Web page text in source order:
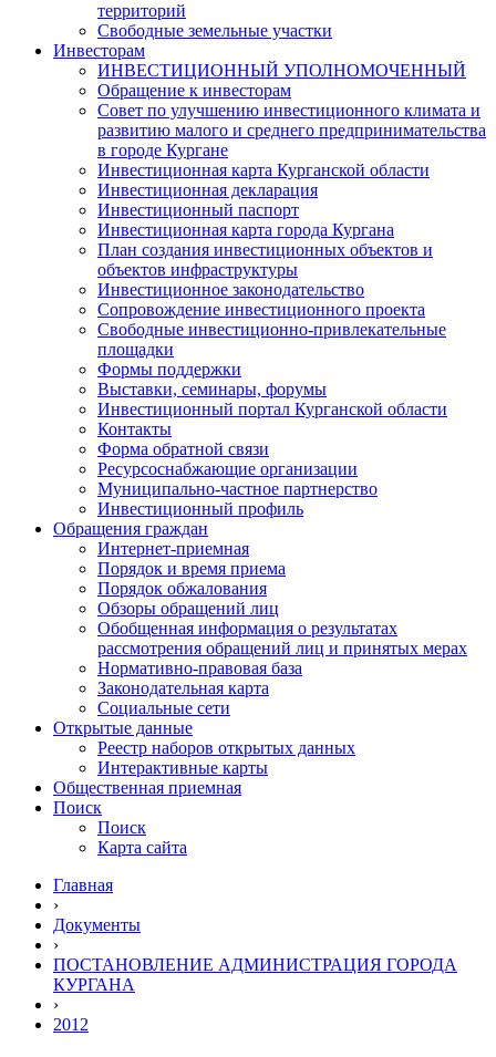
территорий
Свободные земельные участки
Инвесторам
ИНВЕСТИЦИОННЫЙ УПОЛНОМОЧЕННЫЙ
Обращение к инвесторам
Совет по улучшению инвестиционного климата и
развитию малого и среднего предпринимательства
в городе Кургане
Инвестиционная карта Курганской области
Инвестиционная декларация
Инвестиционный паспорт
Инвестиционная карта города Кургана
План создания инвестиционных объектов и
объектов инфраструктуры
Инвестиционное законодательство
Сопровождение инвестиционного проекта
Свободные инвестиционно-привлекательные
площадки
Формы поддержки
Выставки, семинары, форумы
Инвестиционный портал Курганской области
Контакты
Форма обратной связи
Ресурсоснабжающие организации
Муниципально-частное партнерство
Инвестиционный профиль
Обращения граждан
Интернет-приемная
Порядок и время приема
Порядок обжалования
Обзоры обращений лиц
Обобщенная информация о результатах
рассмотрения обращений лиц и принятых мерах
Нормативно-правовая база
Законодательная карта
Социальные сети
Открытые данные
Реестр наборов открытых данных
Интерактивные карты
Общественная приемная
Поиск
Поиск
Карта сайта
Главная
›
Документы
›
ПОСТАНОВЛЕНИЕ АДМИНИСТРАЦИЯ ГОРОДА
КУРГАНА
›
2012